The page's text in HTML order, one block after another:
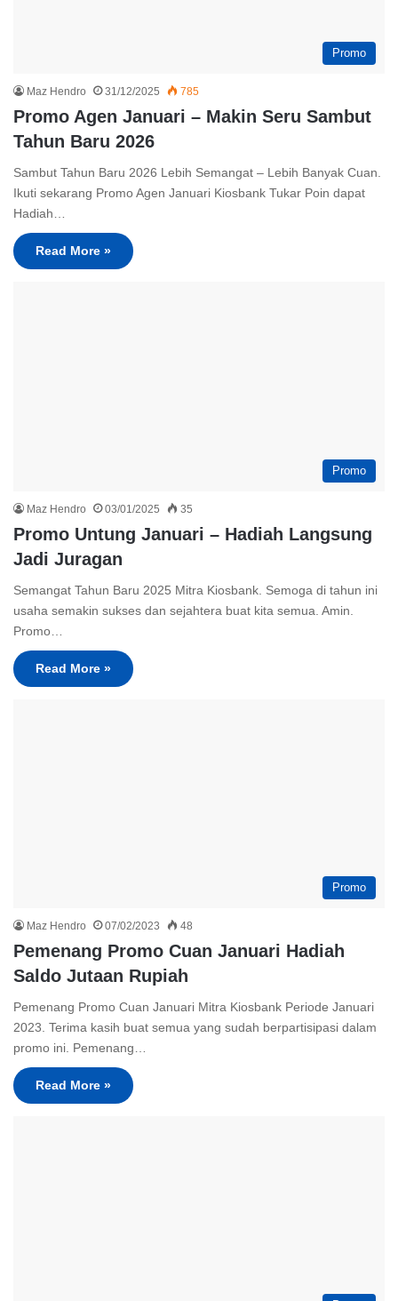
Promo
Maz Hendro 31/12/2025 785
Promo Agen Januari – Makin Seru Sambut
Tahun Baru 2026
Sambut Tahun Baru 2026 Lebih Semangat – Lebih Banyak Cuan.
Ikuti sekarang Promo Agen Januari Kiosbank Tukar Poin dapat
Hadiah…
Read More »
Promo
Maz Hendro 03/01/2025 35
Promo Untung Januari – Hadiah Langsung
Jadi Juragan
Semangat Tahun Baru 2025 Mitra Kiosbank. Semoga di tahun ini
usaha semakin sukses dan sejahtera buat kita semua. Amin.
Promo…
Read More »
Promo
Maz Hendro 07/02/2023 48
Pemenang Promo Cuan Januari Hadiah
Saldo Jutaan Rupiah
Pemenang Promo Cuan Januari Mitra Kiosbank Periode Januari
2023. Terima kasih buat semua yang sudah berpartisipasi dalam
promo ini. Pemenang…
Read More »